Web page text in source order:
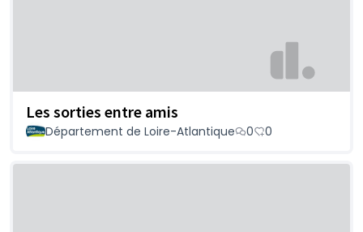
Les sorties entre amis
Département de Loire-Atlantique 0 0